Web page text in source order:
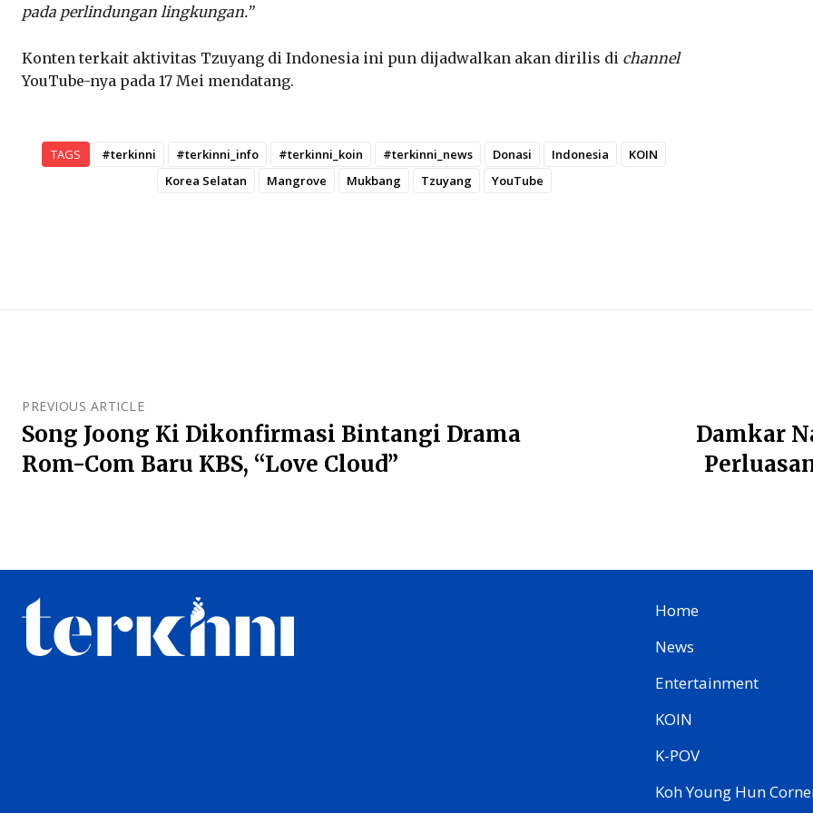
pada perlindungan lingkungan.”
Konten terkait aktivitas Tzuyang di Indonesia ini pun dijadwalkan akan dirilis di channel
YouTube-nya pada 17 Mei mendatang.
TAGS #terkinni #terkinni_info #terkinni_koin #terkinni_news Donasi Indonesia
KOIN
Korea Selatan
Mangrove Mukbang Tzuyang YouTube
PREVIOUS ARTICLE
Song Joong Ki Dikonfirmasi Bintangi Drama
Rom-Com Baru KBS, “Love Cloud”
Damkar
Home
News
Entertainment
KOIN
K-POV
Koh Young Hun